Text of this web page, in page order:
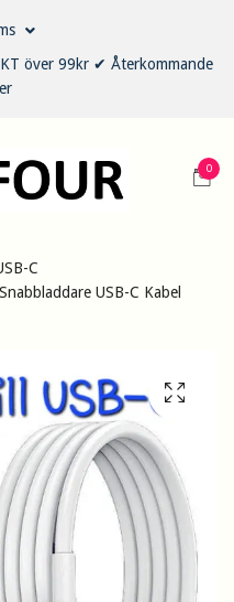
över 99kr ✔ Återkommande
0
C
USB-C Kabel